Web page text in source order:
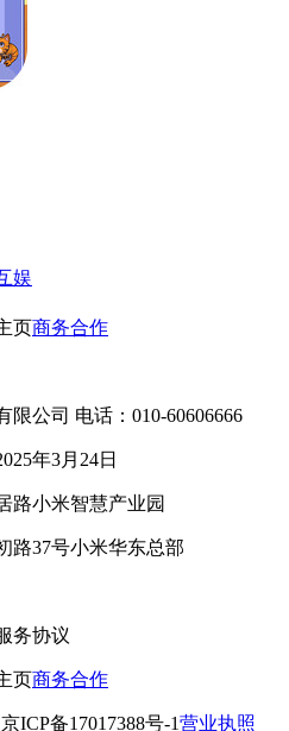
娱
页商务合作
公司 电话：010-60606666
年3月24日
路小米智慧产业园
路37号小米华东总部
务协议
页商务合作
京ICP备17017388号-1营业执照